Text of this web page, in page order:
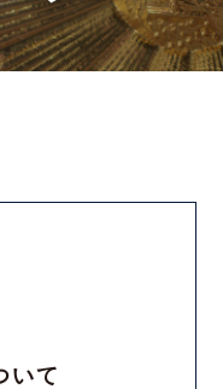
いて